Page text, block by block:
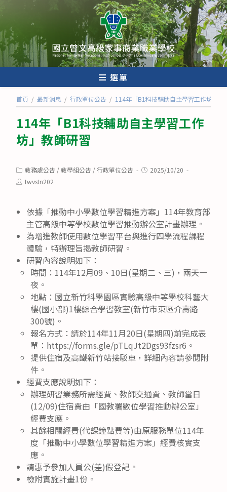
轉
至
主
要
內
選單
首頁 / 最新消息 / 行政單位公告 / 114年「B1科技輔助自主學習工作坊」教
114年「B1科技輔助自主學習工作
坊」教師研習
Post
category:
教務處公告 /教學組公告 /行政單位公告
Post2025/10/20
Posttwvstn202
依據「推動中小學數位學習精進方案」114年教育部
主管高級中等學校數位學習推動辦公室計畫辦理。
為增進教師使用數位學習平台與進行四學流程課程
體驗，特辦理旨揭教師研習。
研習內容說明如下：
時間：114年12月09、10日(星期二、三)，兩天一
夜。
地點：國立新竹科學園區實驗高級中等學校科藝大
樓(國小部)1樓綜合學習教室(新竹市東區介壽路
300號)。
報名方式：請於114年11月20日(星期四)前完成表
單：https://forms.gle/pTLqJt2Dgs93fzsr6。
提供住宿及高鐵新竹站接駁車，詳細內容請參閱附
件。
經費支應說明如下：
辦理研習業務所需經費、教師交通費、教師當日
(12/09)住宿費由「國教署數位學習推動辦公室」
經費支應。
其餘相關經費(代課鐘點費等)由原服務單位114年
度「推動中小學數位學習精進方案」經費核實支
應。
請惠予參加人員公(差)假登記。
檢附實施計畫1份。